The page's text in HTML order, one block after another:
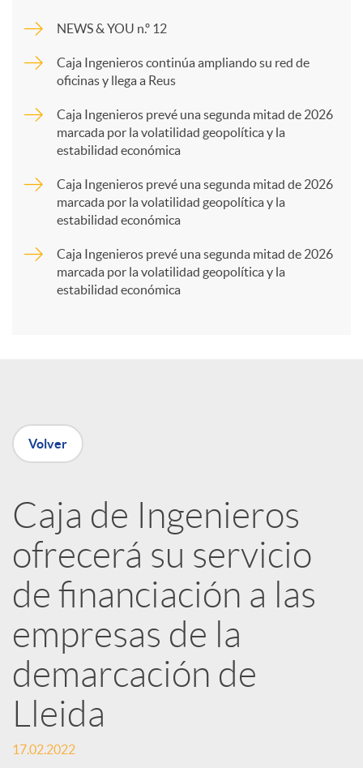
m
p
a
n
e
d
e
s
S
NEWS & YOU n.º 12
Caja Ingenieros continúa ampliando su red de
oficinas y llega a Reus
Caja Ingenieros prevé una segunda mitad de 2026
marcada por la volatilidad geopolítica y la
estabilidad económica
Caja Ingenieros prevé una segunda mitad de 2026
marcada por la volatilidad geopolítica y la
estabilidad económica
Caja Ingenieros prevé una segunda mitad de 2026
marcada por la volatilidad geopolítica y la
estabilidad económica
Volver
Caja de Ingenieros
ofrecerá su servicio
de financiación a las
empresas de la
demarcación de
Lleida
17.02.2022